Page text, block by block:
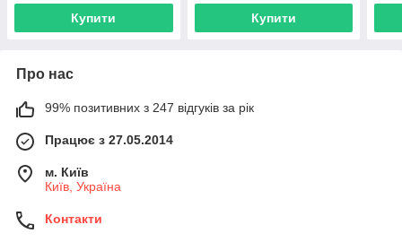
Купити Купити
Про нас
99% позитивних з 247 відгуків за рік
Працює з 27.05.2014
м. Київ
Київ, Україна
Контакти